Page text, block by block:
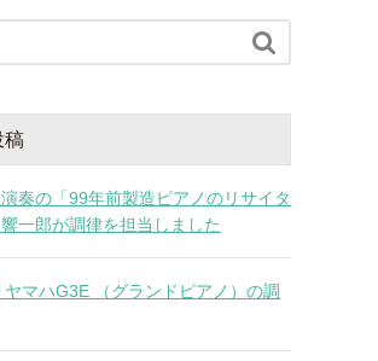

稿
奏の「99年前製造ピアノのリサイタ
一郎が調律を担当しました
マハG3E （グランドピアノ）の調